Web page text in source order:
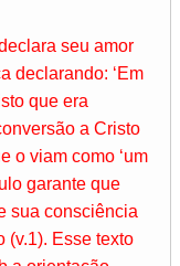
seu amor
declarando: ‘Em
que era
a Cristo
o viam como ‘um
garante que
sua consciência
(v.1). Esse texto